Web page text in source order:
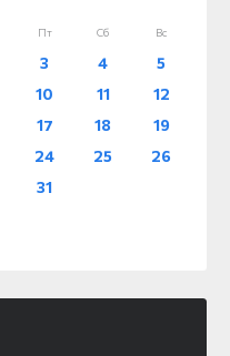
Пт Сб Вс
3 4
5
10 11
12
17 18
19
24 25
26
31